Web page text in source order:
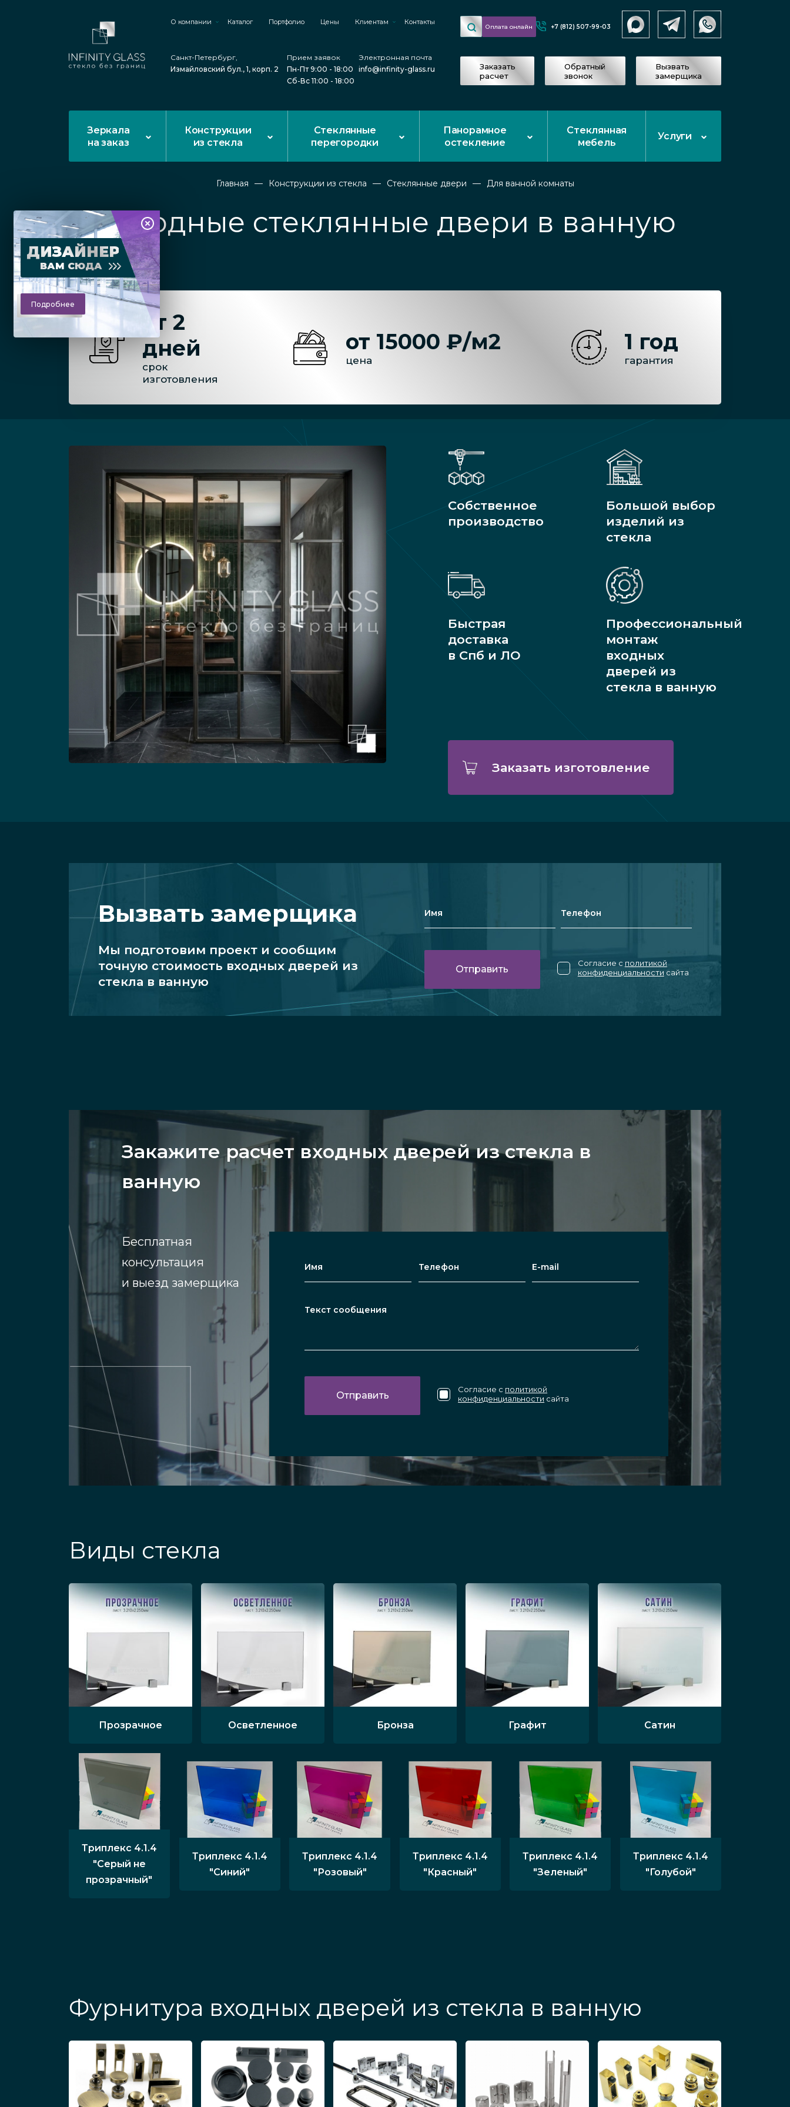
О компании Каталог Портфолио Цены Клиентам Контакты
Санкт-Петербург,
Измайловский бул., 1, корп. 2
Прием заявок
Пн-Пт 9:00 - 18:00
Сб-Вс 11:00 - 18:00
Электронная почта
info@infinity-glass.ru
Оплата онлайн +7 (812) 507-99-03
Заказать
расчет
Обратный
звонок
Вызвать
замерщика
Зеркала
на заказ
Конструкции
из стекла
Стеклянные
перегородки
Панорамное
остекление
Стеклянная
мебель
Услуги
Главная Конструкции из стекла Стеклянные двери Для ванной комнаты
Входные стеклянные двери в ванную
ДИЗАЙНЕР
ВАМ СЮДА
Подробнее
от 2
дней
срок
изготовления
от 15000 ₽/м2
цена
1 год
гарантия
Собственное
производство
Большой выбор
изделий из
стекла
Быстрая
доставка
в Спб и ЛО
Профессиональный
монтаж
входных
дверей из
стекла в ванную
Заказать изготовление
Вызвать замерщика
Мы подготовим проект и сообщим
точную стоимость входных дверей из
стекла в ванную
Согласие с политикой
конфиденциальности сайта
Закажите расчет входных дверей из стекла в
ванную
Бесплатная
консультация
и выезд замерщика
Согласие с политикой
конфиденциальности сайта
Виды стекла
Прозрачное Осветленное Бронза Графит Сатин
Триплекс 4.1.4
"Серый не
прозрачный"
Триплекс 4.1.4
"Синий"
Триплекс 4.1.4
"Розовый"
Триплекс 4.1.4
"Красный"
Триплекс 4.1.4
"Зеленый"
Триплекс 4.1.4
"Голубой"
Фурнитура входных дверей из стекла в ванную